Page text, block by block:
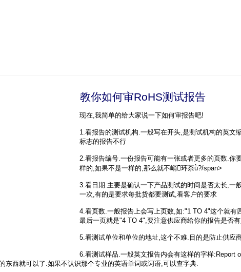
教你如何审RoHS测试报告
现在,我简单的给大家说一下如何审报告吧!
1.看报告的测试机构.一般写在开头,是测试机构的英
标志的报告不行
2.看报告编号.一份报告可能有一张或者更多的页数.你
样的,如果不是一样的,那么就不峭环荼ǜ?/span>
3.看日期.主要是确认一下产品测试的时间是否太长,一
一次,有的是要求每批货都要测试,看客户的要求
4.看页数.一般报告上会写上页数,如:"1 TO 4"这个就
最后一页就是"4 TO 4",要注意供应商给你的报告是否
5.看测试单位和单位的地址,这个不难.目的是防止供应
6.看测试样品.一般英文报告内会有这样的字样:Report
东西就可以了.如果不认识那个专业的英语单词或词语,可以查字典.